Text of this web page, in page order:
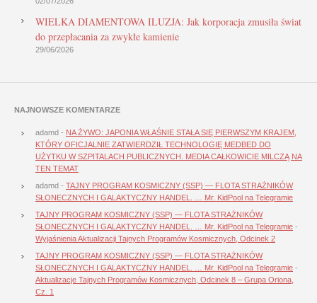
WIELKA DIAMENTOWA ILUZJA: Jak korporacja zmusiła świat
do przepłacania za zwykłe kamienie
29/06/2026
NAJNOWSZE KOMENTARZE
adamd - NA ŻYWO: JAPONIA WŁAŚNIE STAŁA SIĘ PIERWSZYM KRAJEM,
KTÓRY OFICJALNIE ZATWIERDZIŁ TECHNOLOGIĘ MEDBED DO
UŻYTKU W SZPITALACH PUBLICZNYCH. MEDIA CAŁKOWICIE MILCZĄ NA
TEN TEMAT
adamd - TAJNY PROGRAM KOSMICZNY (SSP) — FLOTA STRAŻNIKÓW
SŁONECZNYCH I GALAKTYCZNY HANDEL. … Mr. KidPool na Telegramie
TAJNY PROGRAM KOSMICZNY (SSP) — FLOTA STRAŻNIKÓW
SŁONECZNYCH I GALAKTYCZNY HANDEL. … Mr. KidPool na Telegramie -
Wyjaśnienia Aktualizacji Tajnych Programów Kosmicznych, Odcinek 2
TAJNY PROGRAM KOSMICZNY (SSP) — FLOTA STRAŻNIKÓW
SŁONECZNYCH I GALAKTYCZNY HANDEL. … Mr. KidPool na Telegramie -
Aktualizacje Tajnych Programów Kosmicznych, Odcinek 8 – Grupa Oriona,
Cz. 1